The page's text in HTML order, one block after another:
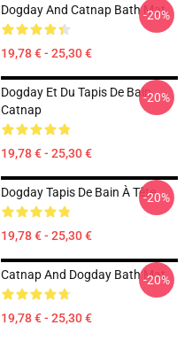
Dogday And Catnap Bath Mat
19,78 € - 25,30 €
-20%
Dogday Et Du Tapis De Bain
Catnap
19,78 € - 25,30 €
-20%
Dogday Tapis De Bain À Tête
19,78 € - 25,30 €
-20%
Catnap And Dogday Bath Mat
19,78 € - 25,30 €
-20%